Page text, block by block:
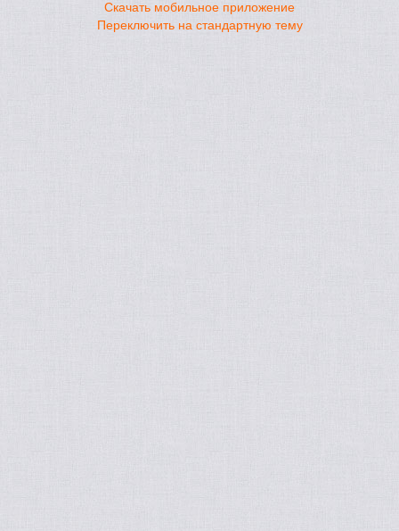
Скачать мобильное приложение
Переключить на стандартную тему